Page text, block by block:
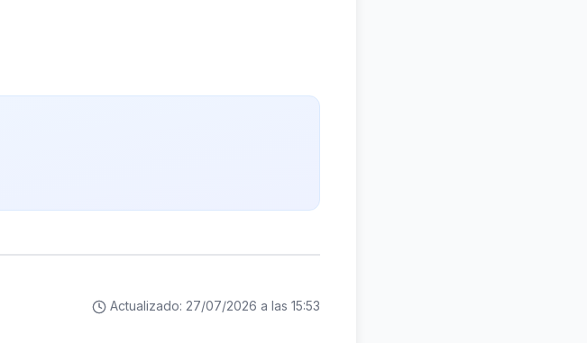
Actualizado: 27/07/2026 a las 15:53